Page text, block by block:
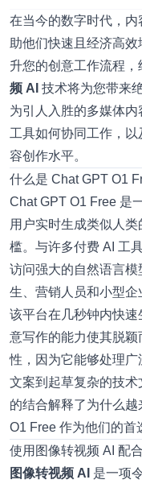
在当今的数字时代，
助他们快速且经济高
升您的创意工作流程，
频 AI 技术将为您带来
为引人入胜的多媒体
工具如何协同工作，
容创作水平。
什么是 Chat GPT O1
Chat GPT O1 Free 是
用户实时生成类似人
槛。与许多付费 AI 工
访问强大的自然语言
生、营销人员和小型企
该平台在几秒钟内快速
意写作的能力使其脱
性，因为它能够处理
文案到起草复杂的技
的结合解释了为什么
O1 Free 作为他们的首
使用图像转视频 AI 配
图像转视频 AI 是一项